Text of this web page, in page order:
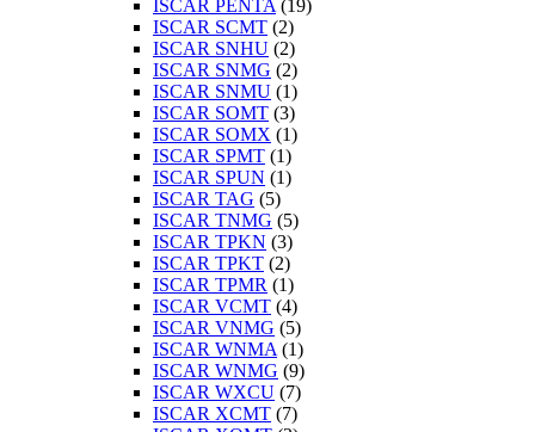
ISCAR PENTA (19)
ISCAR SCMT (2)
ISCAR SNHU (2)
ISCAR SNMG (2)
ISCAR SNMU (1)
ISCAR SOMT (3)
ISCAR SOMX (1)
ISCAR SPMT (1)
ISCAR SPUN (1)
ISCAR TAG (5)
ISCAR TNMG (5)
ISCAR TPKN (3)
ISCAR TPKT (2)
ISCAR TPMR (1)
ISCAR VCMT (4)
ISCAR VNMG (5)
ISCAR WNMA (1)
ISCAR WNMG (9)
ISCAR WXCU (7)
ISCAR XCMT (7)